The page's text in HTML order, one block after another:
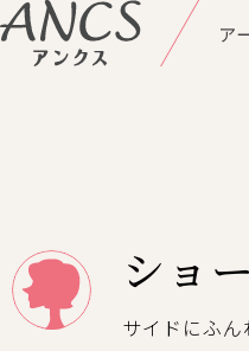
ショ
サイドにふん